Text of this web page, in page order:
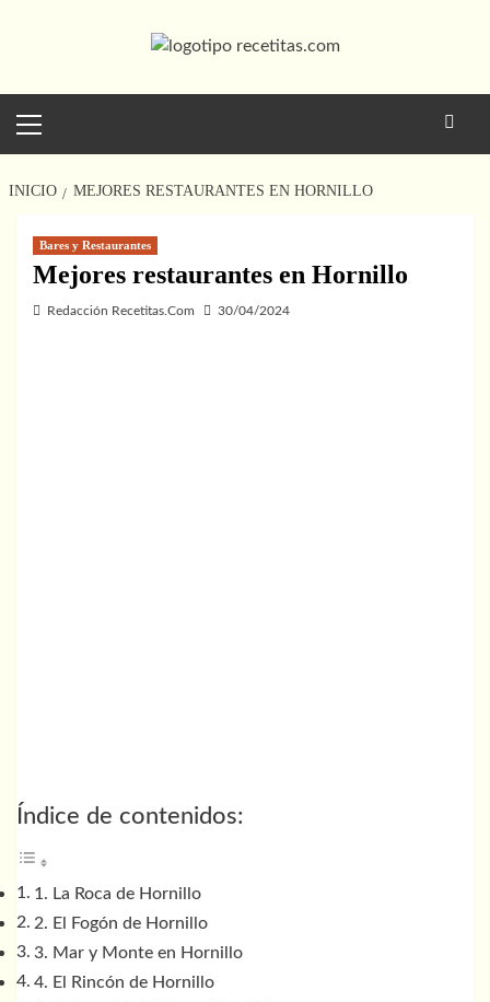
principal
INICIO MEJORES RESTAURANTES EN HORNILLO
Bares y Restaurantes
Mejores restaurantes en Hornillo
Redacción Recetitas.Com 30/04/2024
Índice de contenidos:
1. La Roca de Hornillo
2. El Fogón de Hornillo
3. Mar y Monte en Hornillo
4. El Rincón de Hornillo